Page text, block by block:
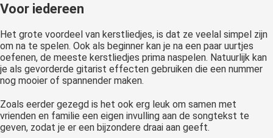
Voor iedereen
Het grote voordeel van kerstliedjes, is dat ze veelal simpel zijn
om na te spelen. Ook als beginner kan je na een paar uurtjes
oefenen, de meeste kerstliedjes prima naspelen. Natuurlijk kan
je als gevorderde gitarist effecten gebruiken die een nummer
nog mooier of spannender maken.
Zoals eerder gezegd is het ook erg leuk om samen met
vrienden en familie een eigen invulling aan de songtekst te
geven, zodat je er een bijzondere draai aan geeft.